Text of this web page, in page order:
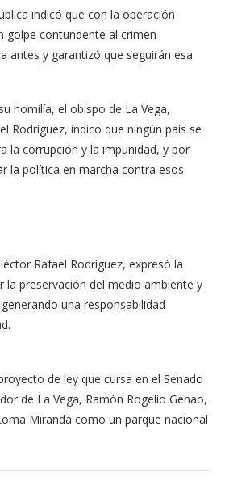
indicó que con la ope­ración
golpe contundente al crimen
antes y garantizó que seguirán esa
homilía, el obispo de La Ve­ga,
Rodríguez, indicó que ningún país se
la corrup­ción y la impunidad, y por
la política en marcha contra esos
Rafael Rodrí­guez, expresó la
la preservación del medio ambiente y
una responsabilidad
de ley que cursa en el Sena­do
de La Ve­ga, Ramón Rogelio Genao,
Mi­randa como un par­que nacional